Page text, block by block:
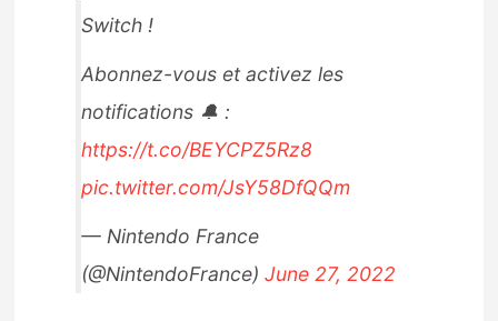
Switch !
Abonnez-vous et activez les
notifications 🔔 :
https://t.co/BEYCPZ5Rz8
pic.twitter.com/JsY58DfQQm
— Nintendo France
(@NintendoFrance)June 27, 2022